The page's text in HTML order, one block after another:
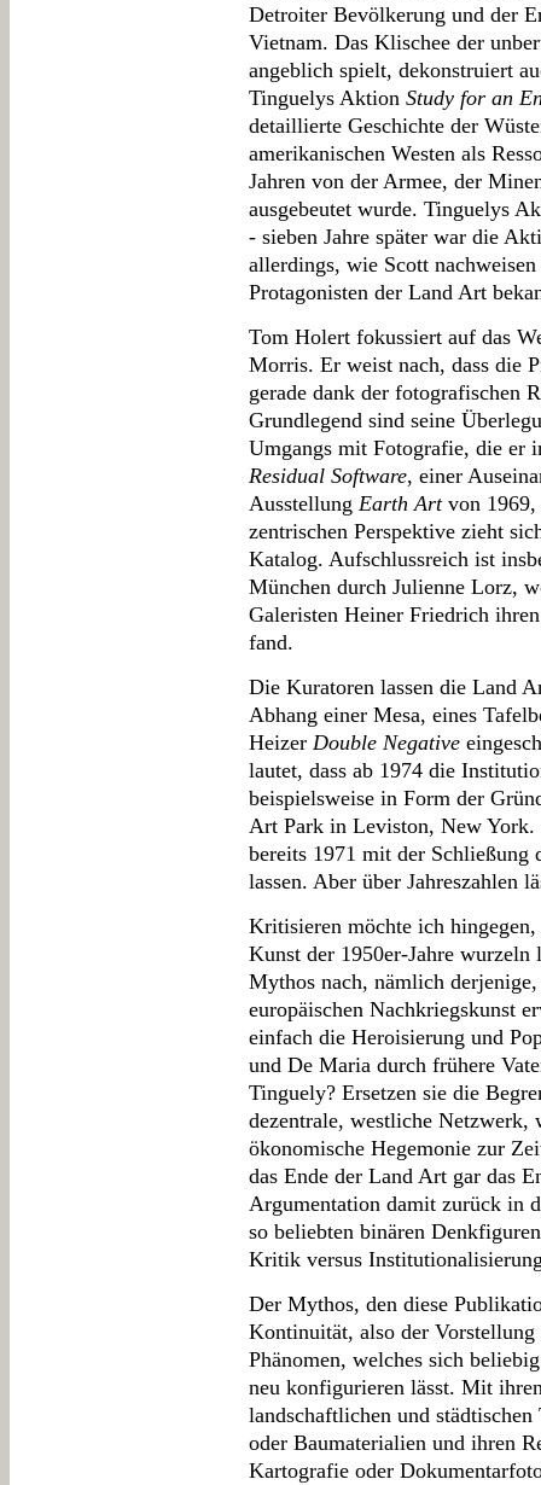
Detroiter Bevölkerung und der
Vietnam. Das Klischee der
angeblich spielt, dekonstruiert
Tinguelys Aktion Study for an
detaillierte Geschichte der
amerikanischen Westen als
Jahren von der Armee, der
ausgebeutet wurde. Tinguelys
- sieben Jahre später war die
allerdings, wie Scott
Protagonisten der Land Art
Tom Holert fokussiert auf das
Morris. Er weist nach, dass die
gerade dank der fotografischen
Grundlegend sind seine
Umgangs mit Fotografie, die er
Residual Software, einer
Ausstellung Earth Artvon 1969,
zentrischen Perspektive zieht
Katalog. Aufschlussreich ist
München durch Julienne Lorz,
Galeristen Heiner Friedrich
fand.
Die Kuratoren lassen die Land
Abhang einer Mesa, eines
Heizer Double Negative
lautet, dass ab 1974 die
beispielsweise in Form der
Art Park in Leviston, New
bereits 1971 mit der
lassen. Aber über Jahreszahlen
Kritisieren möchte ich
Kunst der 1950er-Jahre
Mythos nach, nämlich
europäischen Nachkriegskunst
einfach die Heroisierung und
und De Maria durch frühere
Tinguely? Ersetzen sie die
dezentrale, westliche Netzwerk,
ökonomische Hegemonie zur
das Ende der Land Art gar das
Argumentation damit zurück in
so beliebten binären
Kritik versus
Der Mythos, den diese
Kontinuität, also der Vorstellung
Phänomen, welches sich
neu konfigurieren lässt. Mit
landschaftlichen und
oder Baumaterialien und ihren
Kartografie oder